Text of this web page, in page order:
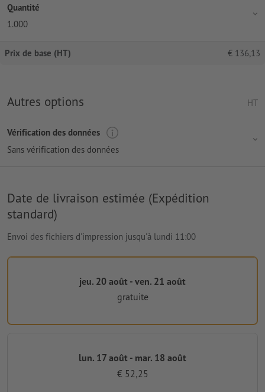
Quantité
1.000
Prix de base (HT) € 136,13
Autres options HT
Vérification des données
Sans vérification des données
Date de livraison estimée (Expédition
standard)
Envoi des fichiers d'impression jusqu'à lundi 11:00
jeu. 20 août - ven. 21 août
gratuite
lun. 17 août - mar. 18 août
€ 52,25